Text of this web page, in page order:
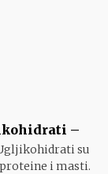
–
su
i masti.